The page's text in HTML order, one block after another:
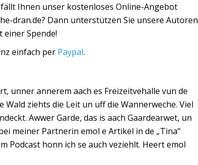
Ihnen unser kostenloses Online-Angebot
dran.de? Dann unterstützen Sie unsere Autoren
einer Spende!
einfach per Paypal.
unner annerem aach es Freizeitvehalle vun de
ziehts die Leit un uff die Wannerweche. Viel
Awwer Garde, das is aach Gaardearwet, un
meiner Partnerin emol e Artikel in de „Tina“
Podcast honn ich se auch veziehlt. Heert emol